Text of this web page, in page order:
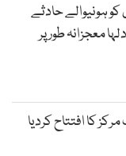
ہونیوالے حادثے
معجزانہ طور پر
کا افتتاح کردیا